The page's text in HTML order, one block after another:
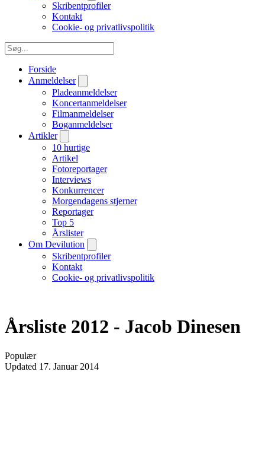
Skribentprofiler
Kontakt
Cookie- og privatlivspolitik
Forside
Anmeldelser
Pladeanmeldelser
Koncertanmeldelser
Filmanmeldelser
Boganmeldelser
Artikler
10 hurtige
Artikel
Fotoreportager
Interviews
Konkurrencer
Morgendagens stjerner
Reportager
Top 5
Årslister
Om Devilution
Skribentprofiler
Kontakt
Cookie- og privatlivspolitik
Årsliste 2012 - Jacob Dinesen
Populær
Updated 17. Januar 2014